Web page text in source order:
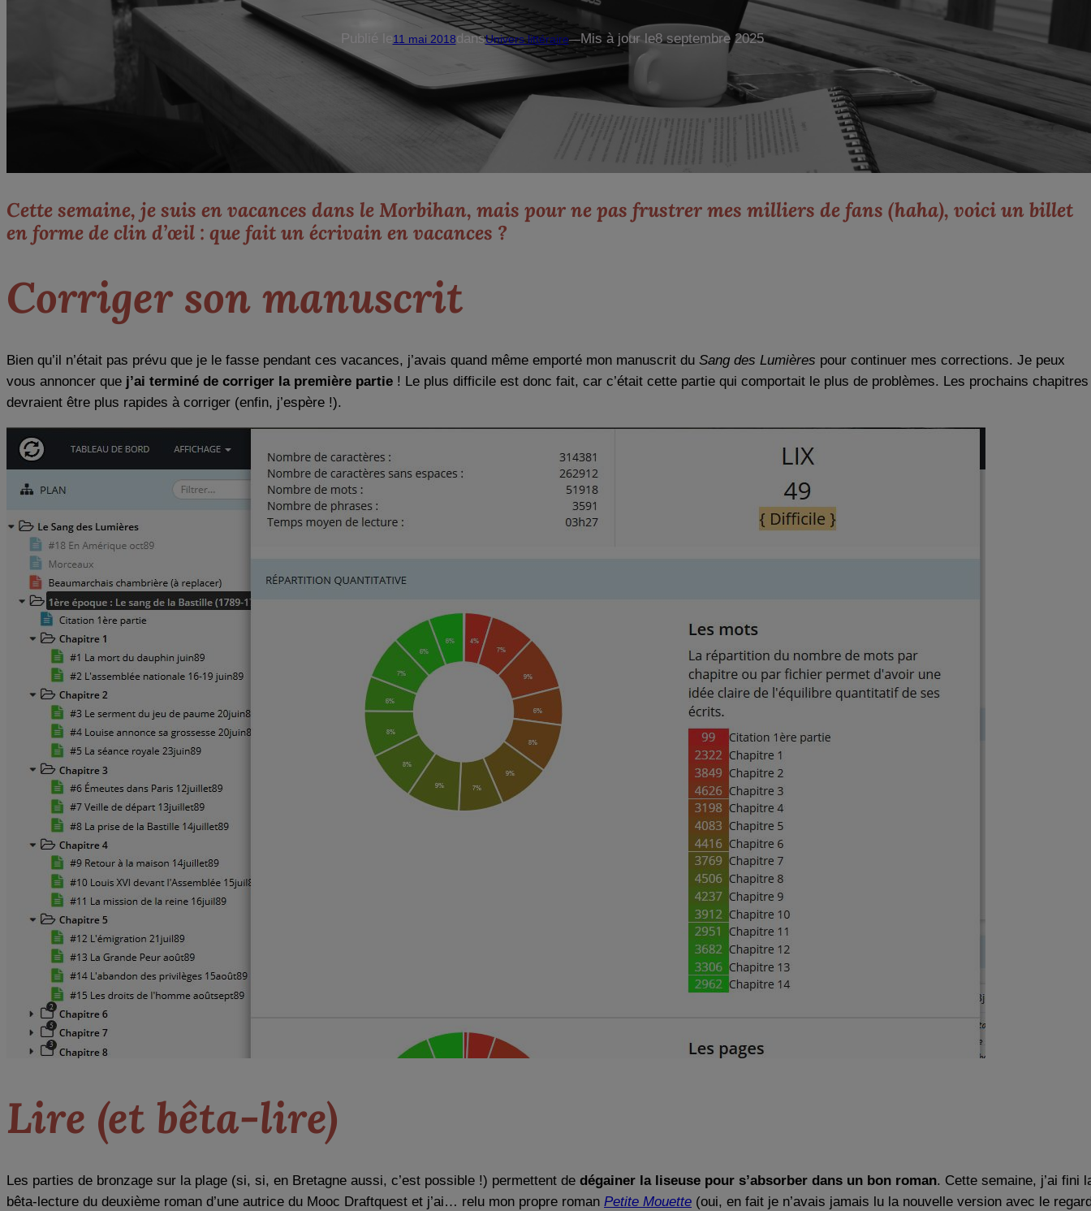
Publié le11 mai 2018dansUnivers littéraire—Mis à jour le8 septembre 2025
Cette semaine, je suis en vacances dans le Morbihan, mais pour ne pas frustrer mes milliers de fans (haha), voici un billet
en forme de clin d’œil : que fait un écrivain en vacances ?
Corriger son manuscrit
Bien qu’il n’était pas prévu que je le fasse pendant ces vacances, j’avais quand même emporté mon manuscrit du Sang des Lumières pour continuer mes corrections. Je peux
vous annoncer que j’ai terminé de corriger la première partie ! Le plus difficile est donc fait, car c’était cette partie qui comportait le plus de problèmes. Les prochains chapitres
devraient être plus rapides à corriger (enfin, j’espère !).
Lire (et bêta-lire)
Les parties de bronzage sur la plage (si, si, en Bretagne aussi, c’est possible !) permettent de dégainer la liseuse pour s’absorber dans un bon roman. Cette semaine, j’ai fini
bêta-lecture du deuxième roman d’une autrice du Mooc Draftquest et j’ai… relu mon propre roman Petite Mouette (oui, en fait je n’avais jamais lu la nouvelle version avec le